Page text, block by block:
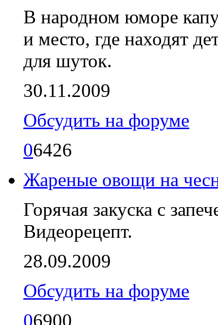
В народном юморе
и место, где находят
для шуток.
30.11.2009
Обсудить на форуме
06426
Жареные овощи на
Горячая закуска с
Видеорецепт.
28.09.2009
Обсудить на форуме
06900